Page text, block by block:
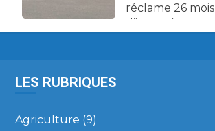
réclame 26 mois
d’impayés.
LES RUBRIQUES
Agriculture (9)